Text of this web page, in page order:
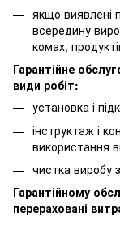
якщо виявлені
всередину
комах,
Гарантійне
види робіт:
установка і
інструктаж і
використання
чистка виробу
Гарантійному
перераховані